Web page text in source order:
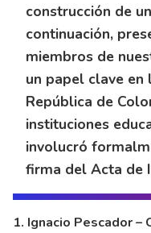
construcción de
continuación,
miembros de
un papel clave
República de
instituciones
involucró
firma del Acta de
1. Ignacio Pescador –